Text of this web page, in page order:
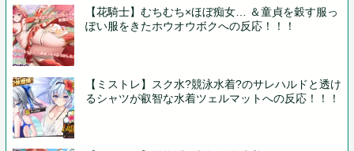
【花騎士】むちむち×ほぼ痴女… ＆童貞を穀す服っ
ぽい服をきたホウオウボクへの反応！！！
【ミストレ】スク水?競泳水着?のサレハルドと透け
るシャツが叡智な水着ツェルマットへの反応！！！